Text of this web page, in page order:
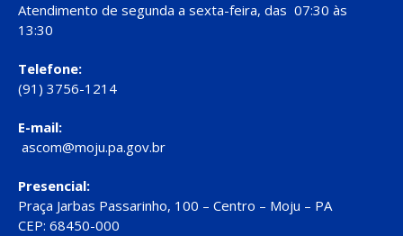
Atendimento de segunda a sexta-feira, das 07:30 às
13:30
Telefone:
(91) 3756-1214
E-mail:
ascom@moju.pa.gov.br
Presencial:
Praça Jarbas Passarinho, 100 – Centro – Moju – PA
CEP: 68450-000